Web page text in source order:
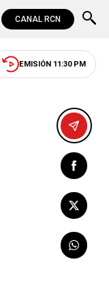
CANAL RCN
EMISIÓN 11:30 PM